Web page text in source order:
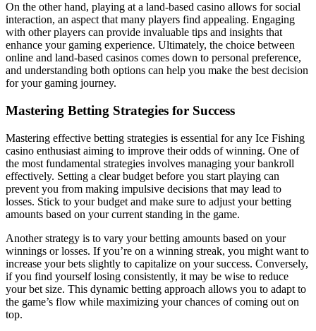
On the other hand, playing at a land-based casino allows for social
interaction, an aspect that many players find appealing. Engaging
with other players can provide invaluable tips and insights that
enhance your gaming experience. Ultimately, the choice between
online and land-based casinos comes down to personal preference,
and understanding both options can help you make the best decision
for your gaming journey.
Mastering Betting Strategies for Success
Mastering effective betting strategies is essential for any Ice Fishing
casino enthusiast aiming to improve their odds of winning. One of
the most fundamental strategies involves managing your bankroll
effectively. Setting a clear budget before you start playing can
prevent you from making impulsive decisions that may lead to
losses. Stick to your budget and make sure to adjust your betting
amounts based on your current standing in the game.
Another strategy is to vary your betting amounts based on your
winnings or losses. If you’re on a winning streak, you might want to
increase your bets slightly to capitalize on your success. Conversely,
if you find yourself losing consistently, it may be wise to reduce
your bet size. This dynamic betting approach allows you to adapt to
the game’s flow while maximizing your chances of coming out on
top.